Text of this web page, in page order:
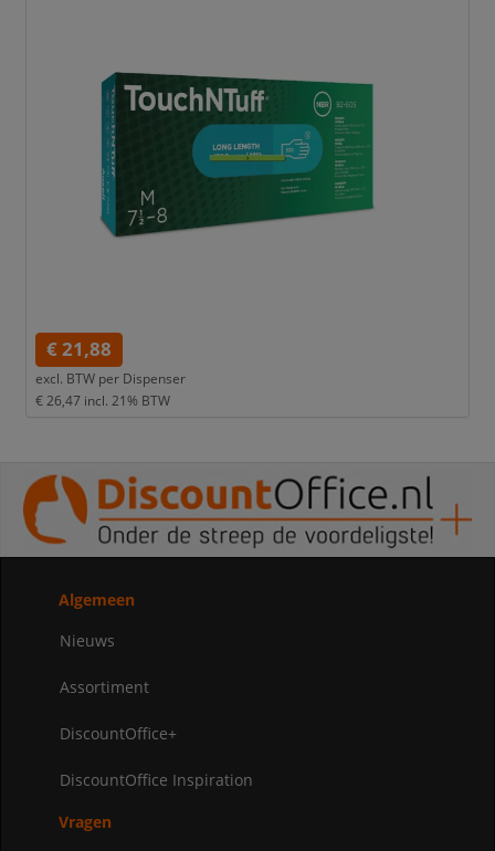
€ 21,88
excl. BTW per Dispenser
€ 26,47 incl. 21% BTW
Algemeen
Nieuws
Assortiment
DiscountOffice+
DiscountOffice Inspiration
Vragen